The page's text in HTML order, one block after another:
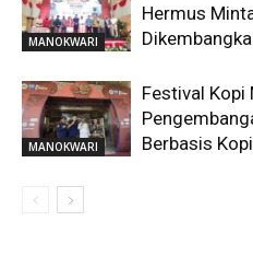
MANOKWARI
Hermus
MANOKWARI
Festival
Berbasis Kopi